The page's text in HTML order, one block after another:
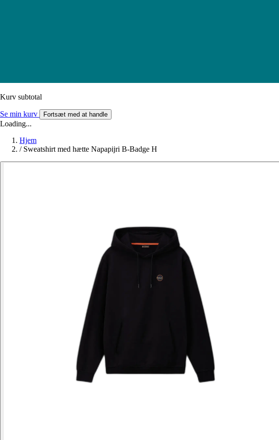
Kurv subtotal
Se min kurv Fortsæt med at handle
Loading...
Hjem
/ Sweatshirt med hætte Napapijri B-Badge H